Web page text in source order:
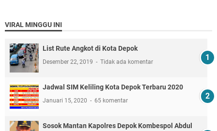
VIRAL MINGGU INI
List Rute Angkot di Kota Depok
Desember 22, 2019 Tidak ada komentar
Jadwal SIM Keliling Kota Depok Terbaru 2020
Januari 15, 2020 65 komentar
Sosok Mantan Kapolres Depok Kombespol Abdul